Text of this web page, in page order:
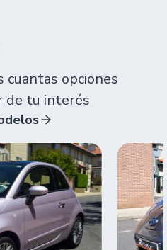
cuantas opciones
de tu interés